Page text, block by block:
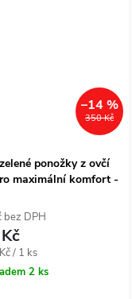
350 Kč
–14 %
ponožky z ovčí
maximální komfort -
bez DPH
/ 1 ks
2 ks